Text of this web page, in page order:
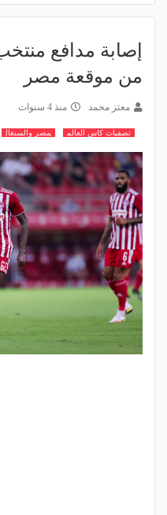
إصابة مدافع
من موقعة مصر
معتز محمد منذ 4 سنوات
تصفيات كاس العالم مصر والسنغال